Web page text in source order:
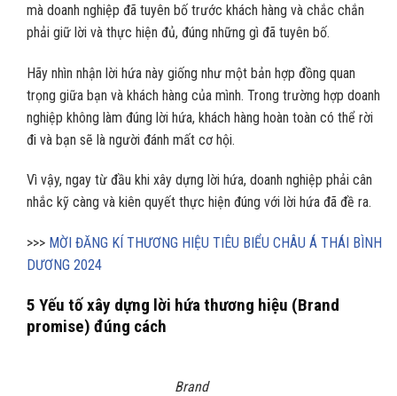
mà doanh nghiệp đã tuyên bố trước khách hàng và chắc chắn
phải giữ lời và thực hiện đủ, đúng những gì đã tuyên bố.
Hãy nhìn nhận lời hứa này giống như một bản hợp đồng quan
trọng giữa bạn và khách hàng của mình. Trong trường hợp doanh
nghiệp không làm đúng lời hứa, khách hàng hoàn toàn có thể rời
đi và bạn sẽ là người đánh mất cơ hội.
Vì vậy, ngay từ đầu khi xây dựng lời hứa, doanh nghiệp phải cân
nhắc kỹ càng và kiên quyết thực hiện đúng với lời hứa đã đề ra.
>>> MỜI ĐĂNG KÍ THƯƠNG HIỆU TIÊU BIỂU CHÂU Á THÁI BÌNH
DƯƠNG 2024
5 Yếu tố xây dựng lời hứa thương hiệu (Brand
promise) đúng cách
Brand